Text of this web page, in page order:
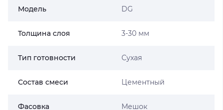
Модель DG
Толщина слоя 3-30 мм
Тип готовности Сухая
Состав смеси Цементный
Фасовка Мешок